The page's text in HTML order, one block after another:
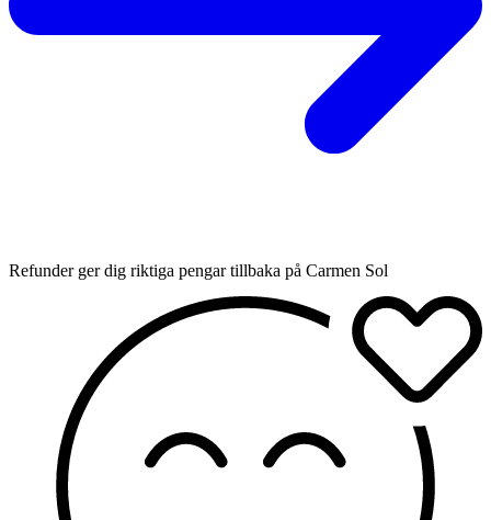
Refunder ger dig riktiga pengar tillbaka på Carmen Sol